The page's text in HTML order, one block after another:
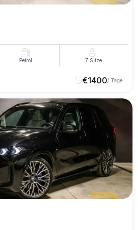
Petrol 7 Sitze
€1400/ Tage